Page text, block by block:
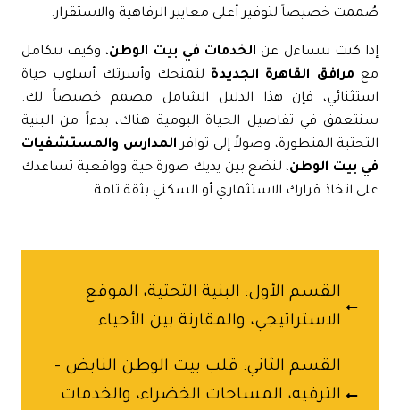
خصيصاً لتوفير أعلى معايير الرفاهية والاستقرار.
كنت تتساءل عنالخدمات في بيت الوطن، وكيف تتكامل
مرافق القاهرة الجديدةلتمنحك وأسرتك أسلوب حياة
فإن هذا الدليل الشامل مصمم خصيصاً لك.
في تفاصيل الحياة اليومية هناك، بدءاً من البنية
المتطورة، وصولاً إلى توافرالمدارس والمستشفيات
بيت الوطن، لنضع بين يديك صورة حية وواقعية تساعدك
اتخاذ قرارك الاستثماري أو السكني بثقة تامة.
القسم الأول: البنية التحتية، الموقع
الاستراتيجي، والمقارنة بين الأحياء
القسم الثاني: قلب بيت الوطن النابض -
الترفيه، المساحات الخضراء، والخدمات